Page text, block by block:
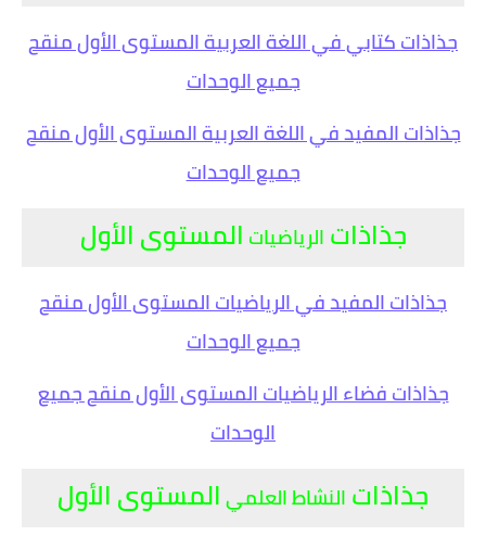
جذاذات كتابي في اللغة العربية المستوى الأول منقح
جميع الوحدات
جذاذات المفيد في اللغة العربية المستوى الأول منقح
جميع الوحدات
جذاذات الرياضيات المستوى الأول
جذاذات المفيد في الرياضيات المستوى الأول منقح
جميع الوحدات
جذاذات فضاء الرياضيات المستوى الأول منقح جميع
الوحدات
جذاذات النشاط العلميالمستوى الأول